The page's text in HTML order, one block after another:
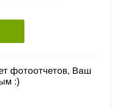
фотоотчетов, Ваш
:)